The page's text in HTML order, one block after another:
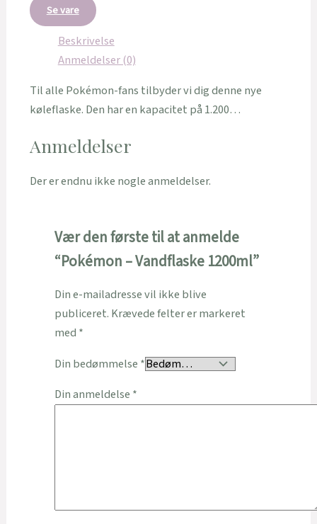
Se vare
Beskrivelse
Anmeldelser (0)
Til alle Pokémon-fans tilbyder vi dig denne nye
køleflaske. Den har en kapacitet på 1.200…
Anmeldelser
Der er endnu ikke nogle anmeldelser.
Vær den første til at anmelde
“Pokémon – Vandflaske 1200ml”
Din e-mailadresse vil ikke blive
publiceret. Krævede felter er markeret
med *
Din bedømmelse *
Din anmeldelse *